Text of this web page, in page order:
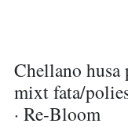
Chellano husa
mixt fata/
· Re-Bloom